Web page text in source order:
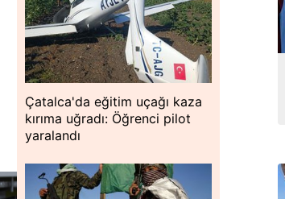
Çatalca'da eğitim uçağı kaza
kırıma uğradı: Öğrenci pilot
yaralandı